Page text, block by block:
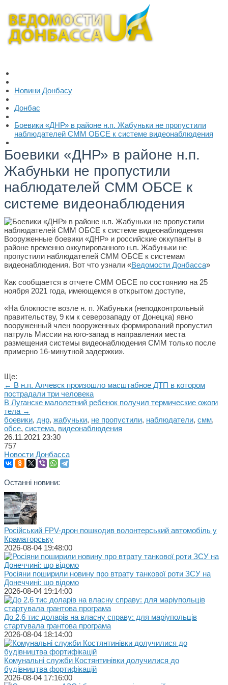
Новини Донбасу
Донбас
Боевики «ДНР» в районе н.п. Жабуньки не пропустили
наблюдателей СММ ОБСЕ к системе видеонаблюдения
Боевики «ДНР» в районе н.п.
Жабуньки не пропустили
наблюдателей СММ ОБСЕ к
системе видеонаблюдения
Вооруженные боевики «ДНР» и российские оккупанты в
районе временно оккупированного н.п. Жабуньки не
пропустили наблюдателей СММ ОБСЕ к системам
видеонаблюдения. Вот что узнали «Ведомости Донбасса»
Как сообщается в отчете СММ ОБСЕ по состоянию на 25
ноября 2021 года, имеющемся в открытом доступе,
«На блокпосте возле н. п. Жaбуньки (неподконтрольный
правительству, 9 км к северозападу от Донецка) явно
вооруженный член вооруженных формирований пропустил
патруль Миссии на юго-запад в направлении места
размещения системы видеонаблюдения СММ только после
примерно 16-минутной задержки».
Ще:
← В н.п. Алчевск произошло масштабное ДТП в котором
пострадали три человека
В Луганске малолетний ребенок получил термические ожоги
тела →
боевики, днр, жабуньки, не пропустили, наблюдатели, смм,
обсе, система, видеонаблюдения
26.11.2021 23:30
757
Новости Донбасса
Останні новини:
Російський FPV-дрон пошкодив волонтерський автомобіль у
Краматорську
2026-08-04 19:48:00
Росіяни поширили новину про втрату танкової роти ЗСУ на
Донеччині: що відомо
2026-08-04 19:14:00
До 2,6 тис доларів на власну справу: для маріупольців
стартувала грантова програма
2026-08-04 18:14:00
Комунальні служби Костянтинівки долучилися до
будівництва фортифікацій
2026-08-04 17:16:00